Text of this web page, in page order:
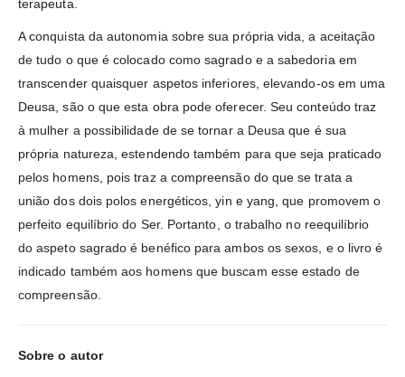
terapeuta.
A conquista da autonomia sobre sua própria vida, a aceitação
de tudo o que é colocado como sagrado e a sabedoria em
transcender quaisquer aspetos inferiores, elevando-os em uma
Deusa, são o que esta obra pode oferecer. Seu conteúdo traz
à mulher a possibilidade de se tornar a Deusa que é sua
própria natureza, estendendo também para que seja praticado
pelos homens, pois traz a compreensão do que se trata a
união dos dois polos energéticos, yin e yang, que promovem o
perfeito equilíbrio do Ser. Portanto, o trabalho no reequilíbrio
do aspeto sagrado é benéfico para ambos os sexos, e o livro é
indicado também aos homens que buscam esse estado de
compreensão.
Sobre o autor